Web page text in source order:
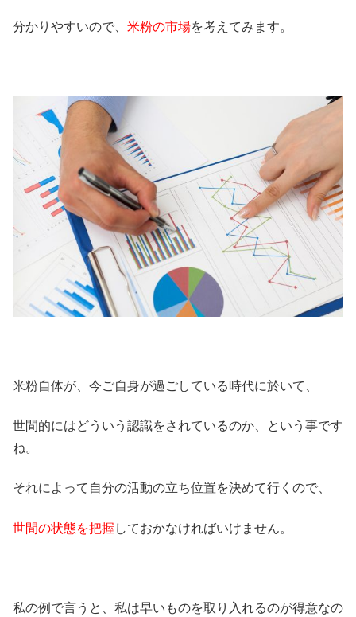
分かりやすいので、 米粉の市場を考えてみます。
米粉自体が、今ご自身が過ごしている時代に於いて、
世間的にはどういう認識をされているのか、という事です
ね。
それによって自分の活動の立ち位置を決めて行くので、
世間の状態を把握 しておかなければいけません。
私の例で言うと、私は早いものを取り入れるのが得意なの